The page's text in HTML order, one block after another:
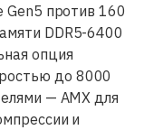
Gen5 против 160
DDR5-6400
опция
до 8000
— AMX для
и